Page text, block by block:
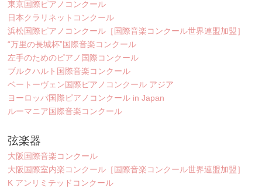
東京国際ピアノコンクール
日本クラリネットコンクール
浜松国際ピアノコンクール［国際音楽コンクール世界連盟加盟］
“万里の長城杯”国際音楽コンクール
左手のためのピアノ国際コンクール
ブルクハルト国際音楽コンクール
ベートーヴェン国際ピアノコンクール アジア
ヨーロッパ国際ピアノコンクール in Japan
ルーマニア国際音楽コンクール
弦楽器
大阪国際音楽コンクール
大阪国際室内楽コンクール［国際音楽コンクール世界連盟加盟］
K アンリミテッドコンクール